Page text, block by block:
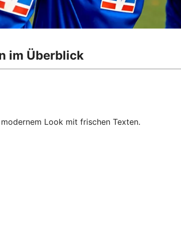
im Überblick
Look mit frischen Texten.